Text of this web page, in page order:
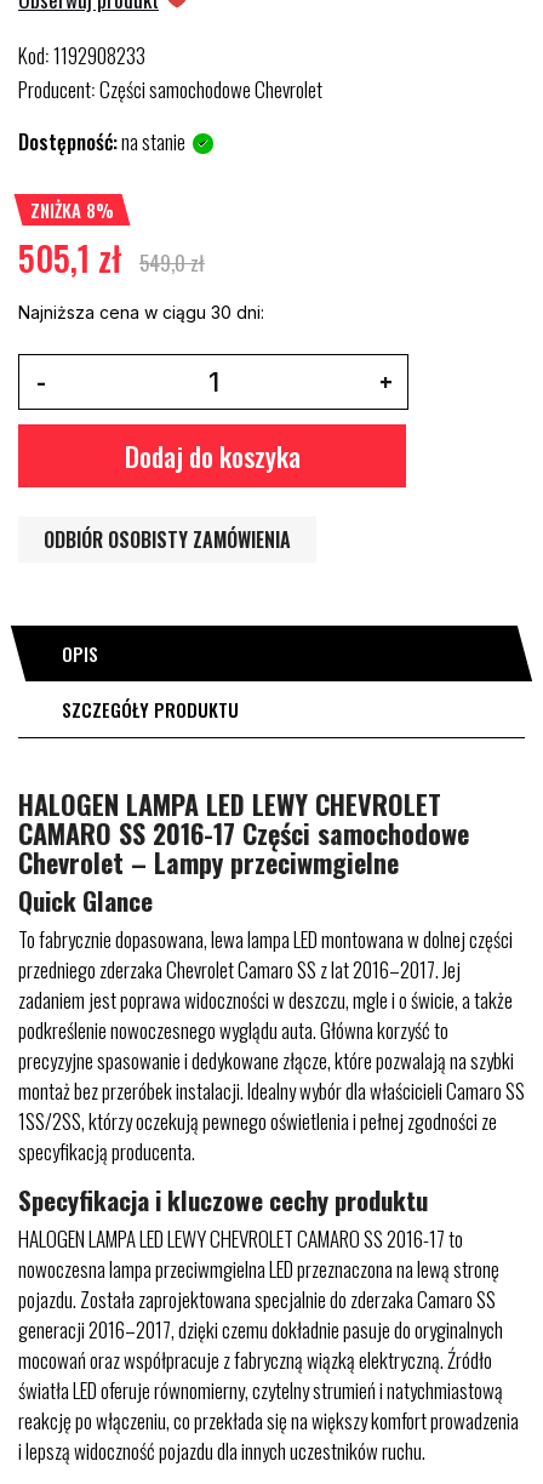
Kod:1192908233
Producent:Części samochodowe Chevrolet
Dostępność:na stanie
ZNIŻKA 8%
505,1 zł 549,0 zł
Najniższa cena w ciągu 30 dni:
Dodaj do koszyka
ODBIÓR OSOBISTY ZAMÓWIENIA
OPIS
SZCZEGÓŁY PRODUKTU
HALOGEN LAMPA LED LEWY CHEVROLET
CAMARO SS 2016-17 Części samochodowe
Chevrolet – Lampy przeciwmgielne
Quick Glance
To fabrycznie dopasowana, lewa lampa LED montowana w dolnej części
przedniego zderzaka Chevrolet Camaro SS z lat 2016–2017. Jej
zadaniem jest poprawa widoczności w deszczu, mgle i o świcie, a także
podkreślenie nowoczesnego wyglądu auta. Główna korzyść to
precyzyjne spasowanie i dedykowane złącze, które pozwalają na szybki
montaż bez przeróbek instalacji. Idealny wybór dla właścicieli Camaro SS
1SS/2SS, którzy oczekują pewnego oświetlenia i pełnej zgodności ze
specyfikacją producenta.
Specyfikacja i kluczowe cechy produktu
HALOGEN LAMPA LED LEWY CHEVROLET CAMARO SS 2016-17 to
nowoczesna lampa przeciwmgielna LED przeznaczona na lewą stronę
pojazdu. Została zaprojektowana specjalnie do zderzaka Camaro SS
generacji 2016–2017, dzięki czemu dokładnie pasuje do oryginalnych
mocowań oraz współpracuje z fabryczną wiązką elektryczną. Źródło
światła LED oferuje równomierny, czytelny strumień i natychmiastową
reakcję po włączeniu, co przekłada się na większy komfort prowadzenia
i lepszą widoczność pojazdu dla innych uczestników ruchu.